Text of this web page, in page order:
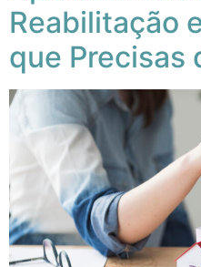
Reabilitação
que Precisas